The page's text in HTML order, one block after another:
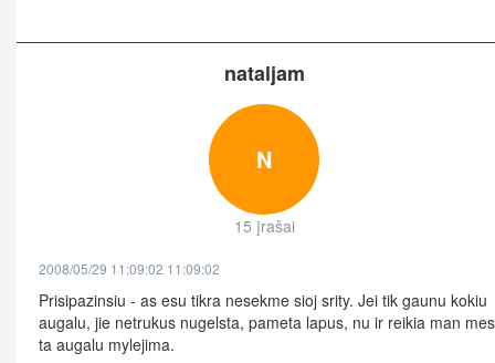
nataljam
N
15 įrašai
2008/05/29 11:09:02 11:09:02
Prisipazinsiu - as esu tikra nesekme sioj srity. Jei tik gaunu kokiu
augalu, jie netrukus nugelsta, pameta lapus, nu ir reikia man
ta augalu mylejima.